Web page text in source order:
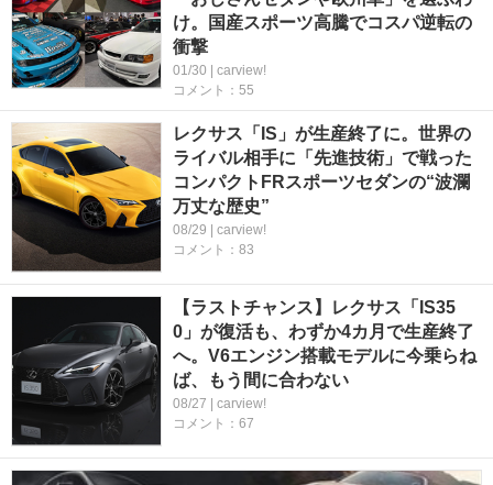
け。国産スポーツ高騰でコスパ逆転の
衝撃
01/30 | carview!
コメント：55
レクサス「IS」が生産終了に。世界の
ライバル相手に「先進技術」で戦った
コンパクトFRスポーツセダンの“波瀾
万丈な歴史”
08/29 | carview!
コメント：83
【ラストチャンス】レクサス「IS35
0」が復活も、わずか4カ月で生産終了
へ。V6エンジン搭載モデルに今乗らね
ば、もう間に合わない
08/27 | carview!
コメント：67